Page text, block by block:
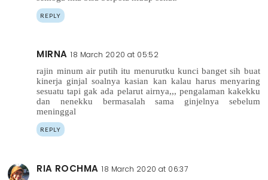
REPLY
MIRNA 18 March 2020 at 05:52
rajin minum air putih itu menurutku kunci banget sih buat
kinerja ginjal soalnya kasian kan kalau harus menyaring
sesuatu tapi gak ada pelarut airnya,,, pengalaman kakekku
dan nenekku bermasalah sama ginjelnya sebelum
meninggal
REPLY
RIA ROCHMA 18 March 2020 at 06:37